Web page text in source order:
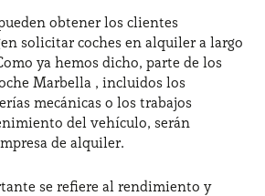
obtener los clientes
solicitar coches en alquiler a largo
ya hemos dicho, parte de los
Marbella , incluidos los
mecánicas o los trabajos
del vehículo, serán
de alquiler.
se refiere al rendimiento y